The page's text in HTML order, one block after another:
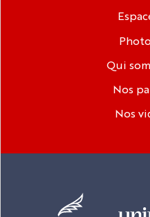
Qui
Nos
Nos